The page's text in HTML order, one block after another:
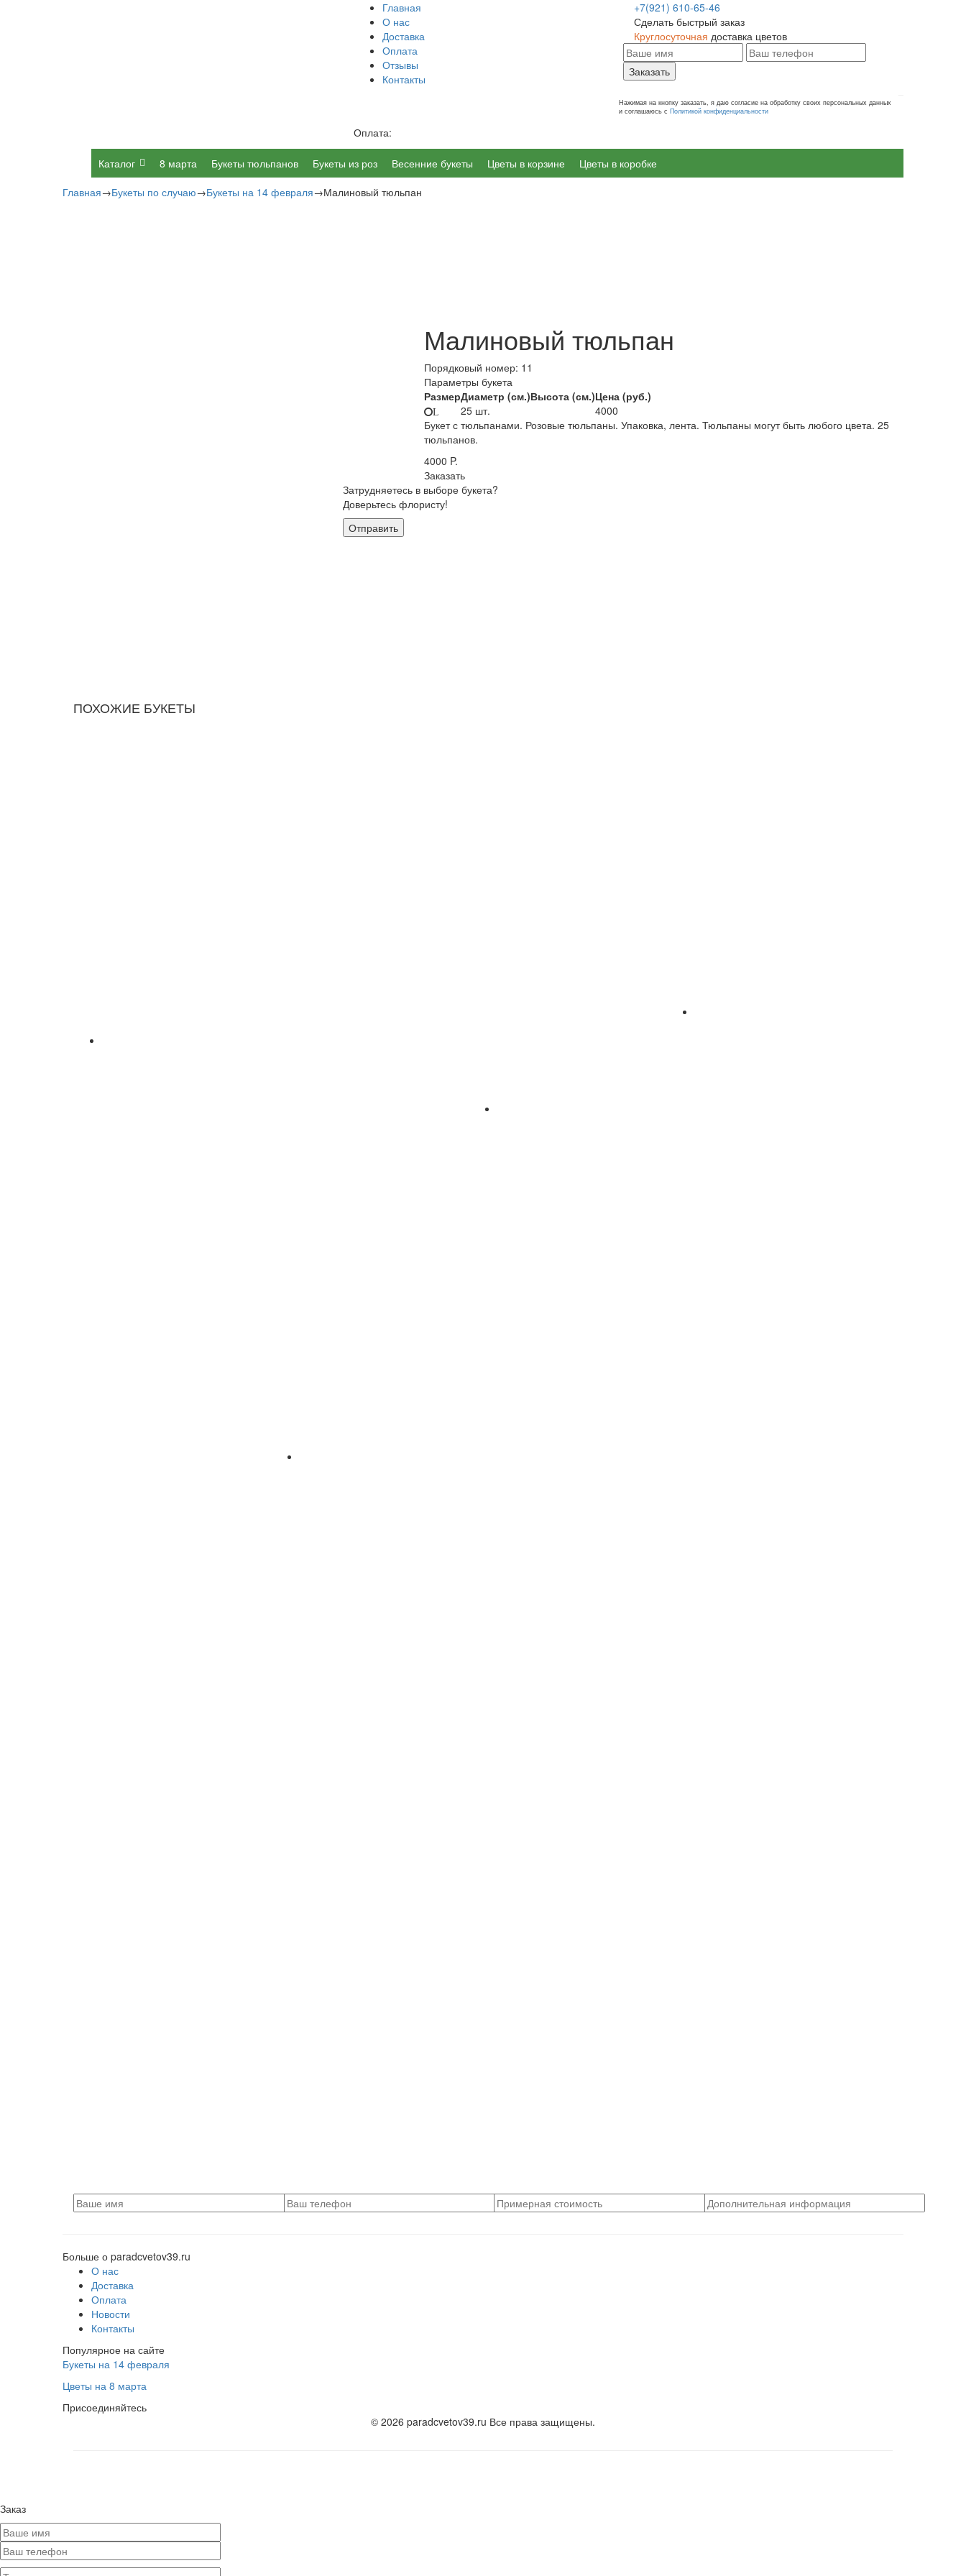
Главная
О нас
Доставка
Оплата
Отзывы
Контакты
Оплата:
+7(921) 610-65-46
Сделать быстрый заказ
Круглосуточная доставка цветов
Заказать
Нажимая на кнопку заказать, я даю согласие на обработку своих персональных данных
и соглашаюсь с Политикой конфиденциальности
Каталог 8 марта Букеты тюльпанов Букеты из роз Весенние букеты Цветы в корзине
Цветы в коробке
Главная→Букеты по случаю→Букеты на 14 февраля→Малиновый тюльпан
Малиновый тюльпан
Порядковый номер: 11
Параметры букета
РазмерДиаметр (см.)Высота (см.)Цена (руб.)
L 25 шт.
4000
Букет с тюльпанами. Розовые тюльпаны. Упаковка, лента. Тюльпаны могут быть любого цвета. 25
тюльпанов.
4000 P.
Заказать
ПОХОЖИЕ БУКЕТЫ
Затрудняетесь в выборе букета?
Доверьтесь флористу!
Больше о paradcvetov39.ru
О нас
Доставка
Оплата
Новости
Контакты
Популярное на сайте
Букеты на 14 февраля
Цветы на 8 марта
Присоединяйтесь
© 2026 paradcvetov39.ru Все права защищены.
Заказ